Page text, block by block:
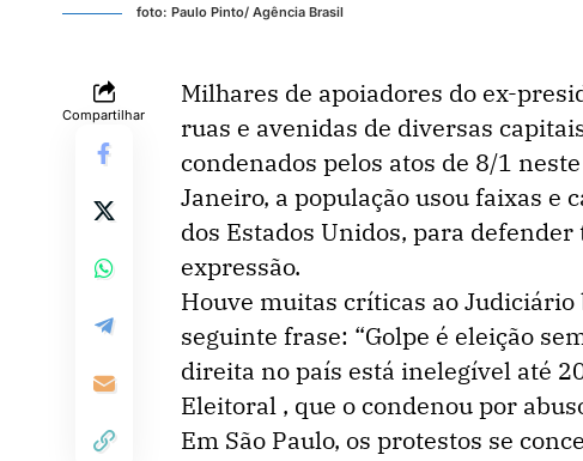
foto: Paulo Pinto/ Agência Brasil
Compartilhar
Milhares de apoiadores do ex-
ruas e avenidas de diversas
condenados pelos atos de 8/1
Janeiro, a população usou faixas e
dos Estados Unidos, para
expressão.
Houve muitas críticas ao
seguinte frase: “Golpe é eleição
direita no país está inelegível até
Eleitoral , que o condenou por
Em São Paulo, os protestos se